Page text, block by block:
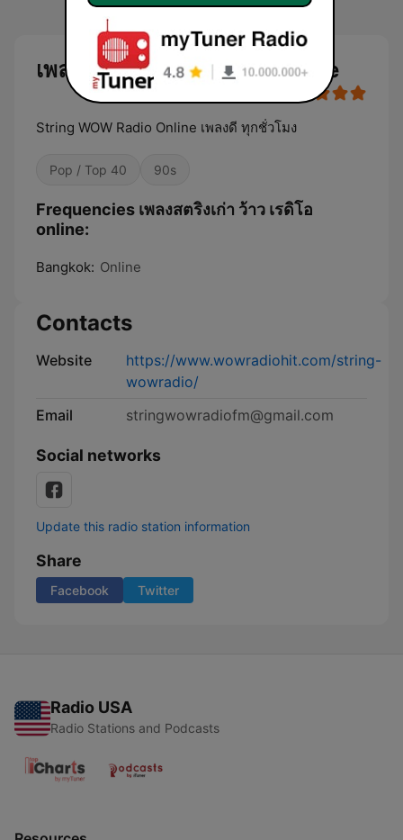
เพลงสตริงเก่า ว้าว เรดิโอ online
String WOW Radio Online เพลงดี ทุกชั่วโมง
Pop / Top 40 90s
Frequencies เพลงสตริงเก่า ว้าว เรดิโอ
online:
Bangkok: Online
Contacts
Website
https://www.wowradiohit.com/string-
wowradio/
Email
stringwowradiofm@gmail.com
Social networks
Update this radio station information
Share
Facebook Twitter
Radio USA
Radio Stations and Podcasts